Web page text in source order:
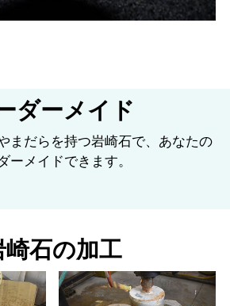
ダーメイド
まだらを持つ岩崎石で、あなたの
ーメイドできます。
崎石の加工